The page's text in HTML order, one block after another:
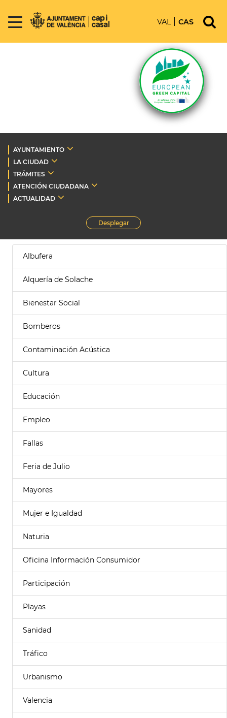
VAL CAS
AYUNTAMIENTO
LA CIUDAD
TRÁMITES
ATENCIÓN CIUDADANA
ACTUALIDAD
Desplegar
Albufera
Alquería de Solache
Bienestar Social
Bomberos
Contaminación Acústica
Cultura
Educación
Empleo
Fallas
Feria de Julio
Mayores
Mujer e Igualdad
Naturia
Oficina Información Consumidor
Participación
Playas
Sanidad
Tráfico
Urbanismo
Valencia